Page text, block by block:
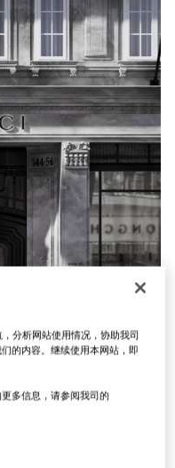
分析网站使用情况，协助我司
的内容。继续使用本网站，即
多信息，请参阅我司的